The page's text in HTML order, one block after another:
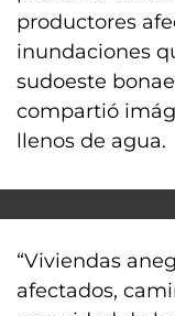
productores
inundaciones
sudoeste
compartió
llenos de agua.
“Viviendas
afectados,